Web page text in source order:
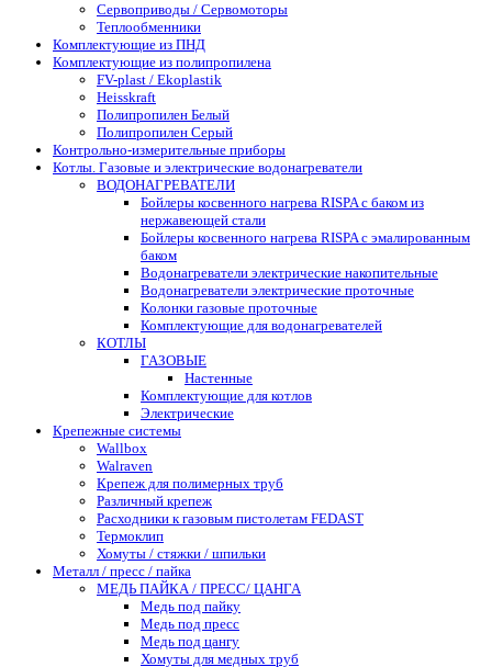
Сервоприводы / Сервомоторы
Теплообменники
Комплектующие из ПНД
Комплектующие из полипропилена
FV-plast / Ekoplastik
Heisskraft
Полипропилен Белый
Полипропилен Серый
Контрольно-измерительные приборы
Котлы. Газовые и электрические водонагреватели
ВОДОНАГРЕВАТЕЛИ
Бойлеры косвенного нагрева RISPA с баком из
нержавеющей стали
Бойлеры косвенного нагрева RISPA с эмалированным
баком
Водонагреватели электрические накопительные
Водонагреватели электрические проточные
Колонки газовые проточные
Комплектующие для водонагревателей
КОТЛЫ
ГАЗОВЫЕ
Настенные
Комплектующие для котлов
Электрические
Крепежные системы
Wallbox
Walraven
Крепеж для полимерных труб
Различный крепеж
Расходники к газовым пистолетам FEDAST
Термоклип
Хомуты / стяжки / шпильки
Металл / пресс / пайка
МЕДЬ ПАЙКА / ПРЕСС/ ЦАНГА
Медь под пайку
Медь под пресс
Медь под цангу
Хомуты для медных труб